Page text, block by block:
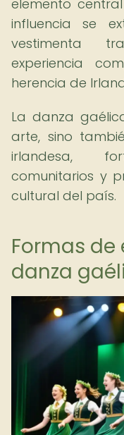
elemento
influencia se
vestimenta
experiencia
herencia de
La danza
arte, sino
irlandesa,
comunitarios y
cultural del país.
Formas de
danza